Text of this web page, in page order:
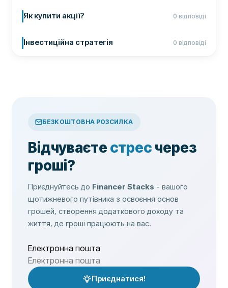
Як купити акції? 0 відповіді
Інвестиційна стратегія 0 відповіді
БЕЗКОШТОВНА РОЗСИЛКА
Відчуваєте стрес через
гроші?
Приєднуйтесь до Financer Stacks - вашого
щотижневого путівника з освоєння основ
грошей, створення додаткового доходу та
життя, де гроші працюють на вас.
Електронна пошта
Приєднатися!